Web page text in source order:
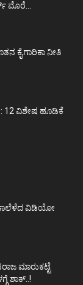
ಮೊರೆ...
ಕೈಗಾರಿಕಾ ನೀತಿ
12 ವಿಶೇಷ ಹೂಡಿಕೆ
ವಿಡಿಯೋ
ಮಾರುಕಟ್ಟೆ
ಶಾಕ್..!